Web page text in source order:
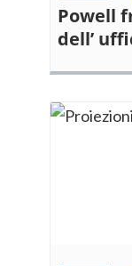
Powell
dell’